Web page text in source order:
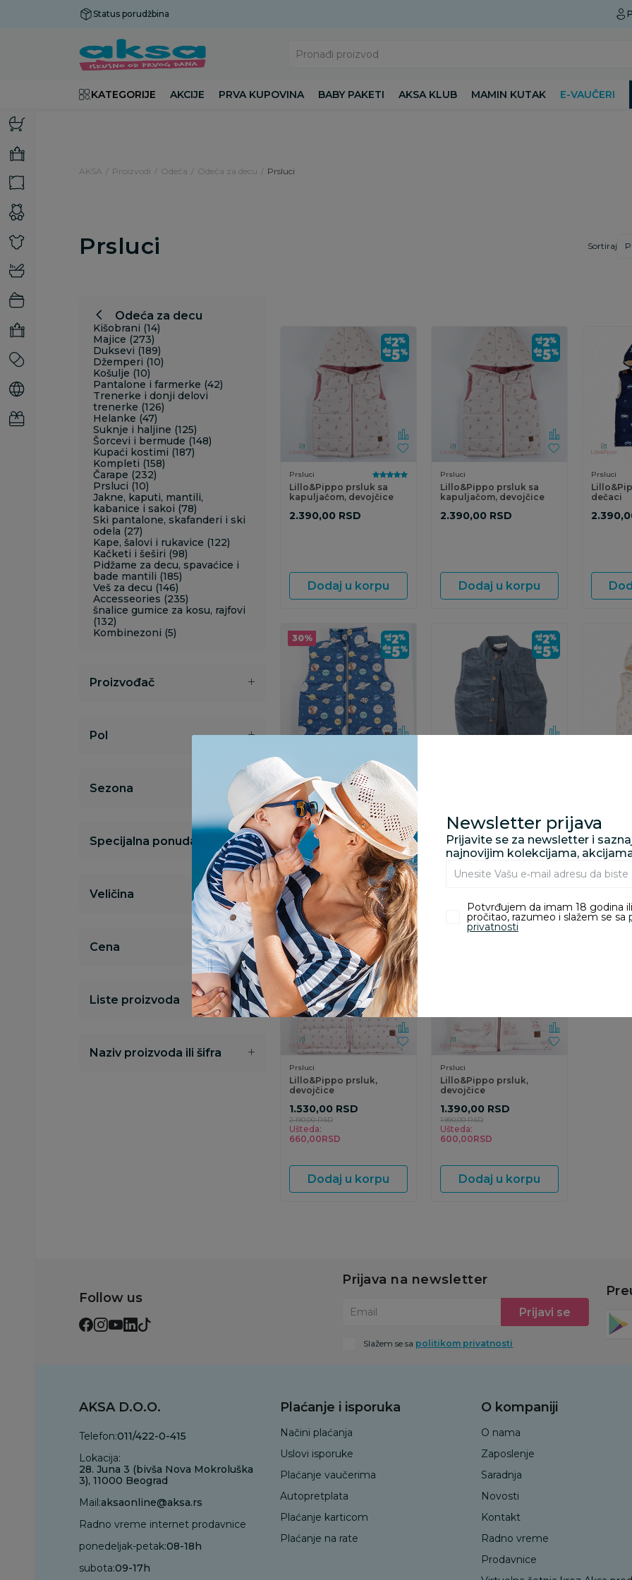
Status porudžbina
Pronađi proizvod
KATEGORIJE AKCIJE PRVA KUPOVINA BABY PAKETI AKSA KLUB MAMIN KUTAK E-VAUČERI
AKSA Proizvodi Odeća Odeća za decu Prsluci
Prsluci Sortiraj
Odeća za decu
Kišobrani (14)
Majice (273)
Duksevi (189)
Džemperi (10)
Košulje (10)
Pantalone i farmerke (42)
Trenerke i donji delovi
trenerke (126)
Helanke (47)
Suknje i haljine (125)
Šorcevi i bermude (148)
Kupaći kostimi (187)
Kompleti (158)
Čarape (232)
Prsluci (10)
Jakne, kaputi, mantili,
kabanice i sakoi (78)
Ski pantalone, skafanderi i ski
odela (27)
Kape, šalovi i rukavice (122)
Kačketi i šeširi (98)
Pidžame za decu, spavaćice i
bade mantili (185)
Veš za decu (146)
Accesseories (235)
šnalice gumice za kosu, rajfovi
(132)
Kombinezoni (5)
Proizvođač
Pol
Sezona
Specijalna ponuda
Veličina
Cena
Liste proizvoda
Naziv proizvoda ili šifra
Prsluci
Lillo&Pippo prsluk sa
kapuljačom, devojčice
2.390,00 RSD
Dodaj u korpu
Prsluci
Lillo&Pippo prsluk sa
kapuljačom, devojčice
2.390,00 RSD
Dodaj u korpu
Prsluci
dečaci
30%
Prsluci
Lillo&Pippo prsluk,
dečaci
1.530,00 RSD
2.190,00 RSD
Ušteda:
660,00
Dodaj u korpu
30%
Prsluci
Lillo&Pippo prsluk,
devojčice
1.530,00 RSD
2.190,00 RSD
Ušteda:
660,00RSD
Dodaj u korpu
Prsluci
Lillo&Pippo prsluk,
devojčice
1.390,00 RSD
1.990,00 RSD
Ušteda:
600,00RSD
Dodaj u korpu
Follow us
Prijava na newsletter
Email Prijavi se
Slažem se sa politikom privatnosti
AKSA D.O.O.
Telefon:011/422-0-415
Lokacija:
28. Juna 3 (bivša Nova Mokroluška
3), 11000 Beograd
Mail:aksaonline@aksa.rs
Radno vreme internet prodavnice
ponedeljak-petak:08-18h
subota:09-17h
Plaćanje i isporuka
Načini plaćanja
Uslovi isporuke
Plaćanje vaučerima
Autopretplata
Plaćanje karticom
Plaćanje na rate
O kompaniji
O nama
Zaposlenje
Saradnja
Novosti
Kontakt
Radno vreme
Prodavnice
Newsletter prijava
Prijavite se za newsletter i
najnovijim kolekcijama,
Potvrđujem da imam 18 godina
pročitao, razumeo i slažem se sa
privatnosti